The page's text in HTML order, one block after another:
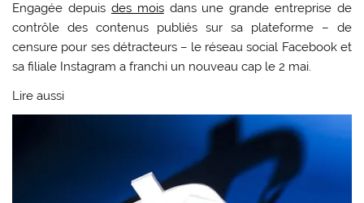
Engagée depuis des moisdans une grande entreprise de
contrôle des contenus publiés sur sa plateforme – de
censure pour ses détracteurs – le réseau social Facebook et
sa filiale Instagram a franchi un nouveau cap le 2 mai.
Lire aussi